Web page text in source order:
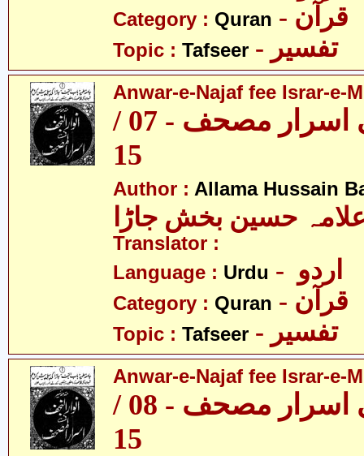
Category : Quran - قرآن
Topic : Tafseer - تفسیر
Anwar-e-Najaf fee Israr-e-
انوار نجف فی اسرار مصحف - 07 /
15
Author : Allama Hussain
حسین بخش جاڑا
Translator :
Language : Urdu
Category : Quran - قرآن
Topic : Tafseer - تفسیر
Anwar-e-Najaf fee Israr-e-
انوار نجف فی اسرار مصحف - 08 /
15